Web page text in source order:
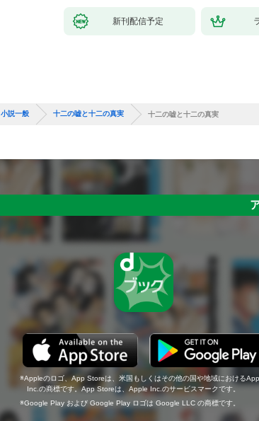
新刊配信予定
小説一般 十二の嘘と十二の真実 十二の嘘と十二の真実
Appleのロゴ、App Storeは、米国もしくはその他の国や地域における
Inc.の商標です。App Storeは、Apple Inc.のサービスマークです。
Google Play および Google Play ロゴは Google LLC の商標です。